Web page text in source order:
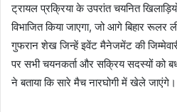
ट्रायल प्रक्रिया के उपरांत चयनित
विभाजित किया जाएगा, जो आगे बिहार रूलर
गुफरान शेख जिन्हें इवेंट मैनेजमेंट की
पर सभी चयनकर्ता और सक्रिय सदस्यों को
ने बताया कि सारे मैच नारघोगी में खेले जाएंगे।